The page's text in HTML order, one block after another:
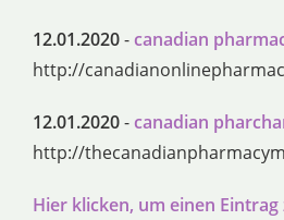
12.01.2020-canadian
http://
12.01.2020-canadian
http://
Hier klicken, um einen